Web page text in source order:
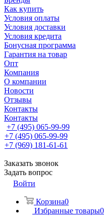
Как купить
Условия оплаты
Условия доставки
Условия кредита
Бонусная программа
Гарантия на товар
Опт
Компания
О компании
Новости
Отзывы
Контакты
Контакты
+7 (495) 065-99-99
+7 (495) 065-99-99
+7 (969) 181-61-61
Заказать звонок
Задать вопрос
Войти
Корзина0
Избранные товары0